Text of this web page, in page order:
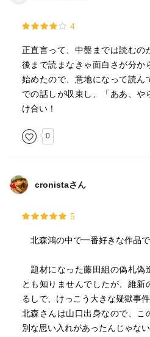
4
正直言って、中盤までは読む
後まで読まなきゃ面白さが分か
始めたので、意地になって読ん
での話しが収束し、「ああ、や
け合い！
0
cronistaさん
5
北森鴻の中で一番好きな作品で
題材になった藤田組の偽札偽
とも知りませんでしたが、維新
るしで、けっこう大きな疑獄事件
北森さんは山口出身なので、こ
別な思い入れがあったんじゃな